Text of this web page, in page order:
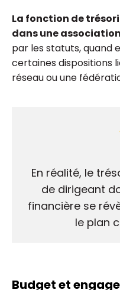
La fonction de
dans une association
par les statuts, quand
certaines dispositions
réseau ou une
En réalité, le
de dirigeant
financière se
le plan
Budget et